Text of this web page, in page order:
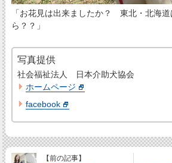
「お花見は出来ましたか？ 東北・北海
ら？？」
写真提供
社会福祉法人 日本介助犬協会
ホームページ
facebook
【前の記事】